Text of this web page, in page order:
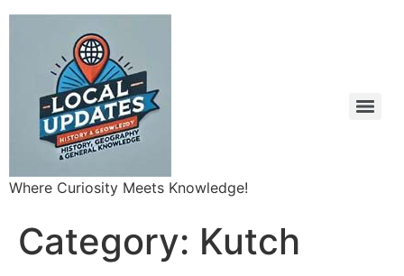
Where Curiosity Meets Knowledge!
Category: Kutch